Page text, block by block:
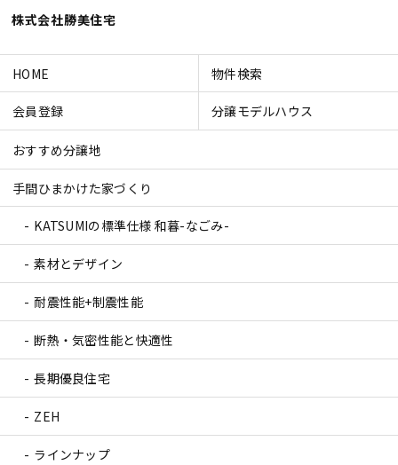
株式会社勝美住宅
HOME 物件検索
会員登録 分譲モデルハウス
おすすめ分譲地
手間ひまかけた家づくり
KATSUMIの標準仕様 和暮-なごみ-
素材とデザイン
耐震性能+制震性能
断熱・気密性能と快適性
長期優良住宅
ZEH
ラインナップ